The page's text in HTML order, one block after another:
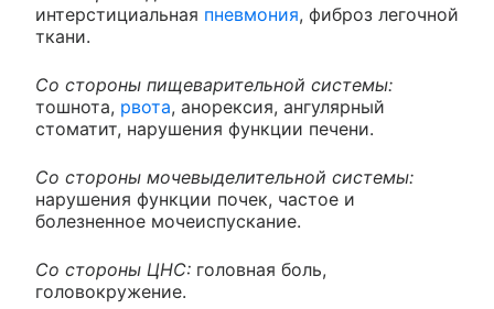
интерстициальная пневмония, фиброз легочной
ткани.
Со стороны пищеварительной системы:
тошнота, рвота, анорексия, ангулярный
стоматит, нарушения функции печени.
Со стороны мочевыделительной системы:
нарушения функции почек, частое и
болезненное мочеиспускание.
Со стороны ЦНС: головная боль,
головокружение.